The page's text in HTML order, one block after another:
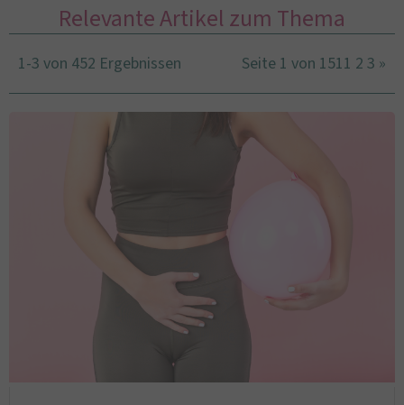
Relevante Artikel zum Thema
1-3 von 452 Ergebnissen Seite 1 von 1511 2 3 »